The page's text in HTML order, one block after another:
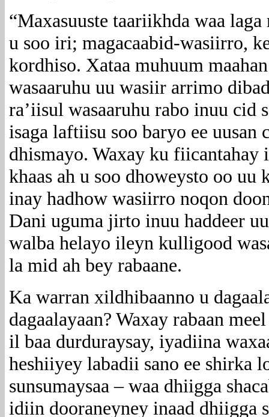
“Maxasuuste taariikhda waa
u soo iri; magacaabid-wasiirro,
kordhiso. Xataa muhuum
wasaaruhu uu wasiir arrimo
ra’iisul wasaaruhu rabo inuu cid
isaga laftiisu soo baryo ee uusan
dhismayo. Waxay ku fiicantahay
khaas ah u soo dhoweysto oo
inay hadhow wasiirro noqon
Dani uguma jirto inuu haddeer
walba helayo ileyn kulligood
la mid ah bey rabaane.
Ka warran xildhibaanno u
dagaalayaan? Waxay rabaan
il baa durduraysay, iyadiina
heshiiyey labadii sano ee shirka
sunsumaysaa – waa dhiigga
idiin dooraneyney inaad dhiigga